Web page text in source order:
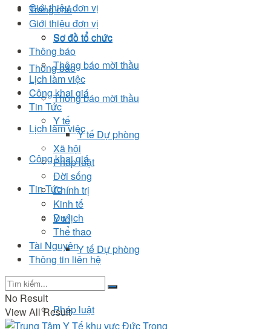
Giới thiệu đơn vị
Sơ đồ tổ chức
Thông báo
Thông báo mời thầu
Lịch làm việc
Công khai giá
Tin Tức
Y tế
Y tế Dự phòng
Xã hội
Pháp luật
Trang chủ
Giới thiệu đơn vị
Sơ đồ tổ chức
Thông báo
Thông báo mời thầu
Lịch làm việc
Công khai giá
Tin Tức
Y tế
Y tế Dự phòng
Xã hội
Pháp luật
Đời sống
Chính trị
Kinh tế
Du lịch
Thể thao
Tài Nguyên
Thông tin liên hệ
No Result
View All Result